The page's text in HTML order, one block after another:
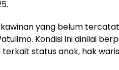
yang belum tercatat
Kondisi ini dinilai
status anak, hak